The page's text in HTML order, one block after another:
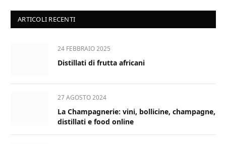
ARTICOLI RECENTI
24 FEBBRAIO 2025
Distillati di frutta africani
27 AGOSTO 2024
La Champagnerie: vini, bollicine, champagne,
distillati e food online